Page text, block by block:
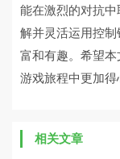
能在激烈的对抗
解并灵活运用控
富和有趣。希望
游戏旅程中更加得
相关文章